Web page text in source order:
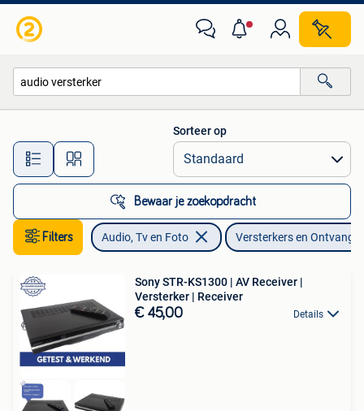
Alle afstanden…
Sorteer op
Bewaar je zoekopdracht
Filters Audio, Tv en Foto Versterkers en
Sony STR-KS1300 | AV Receiver |
Versterker | Receiver
€ 45,00 Details